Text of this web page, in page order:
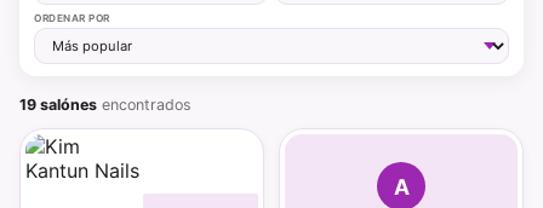
ORDENAR POR
19 salónes encontrados
A